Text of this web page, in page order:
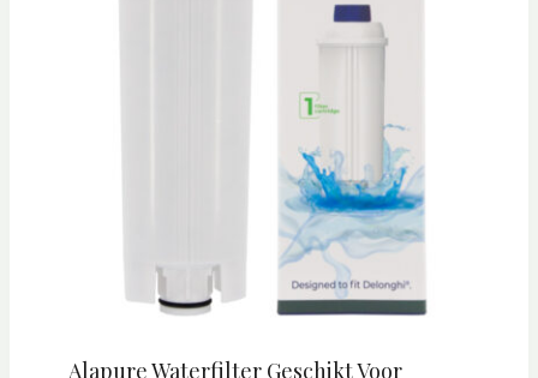
Alapure Waterfilter Geschikt Voor